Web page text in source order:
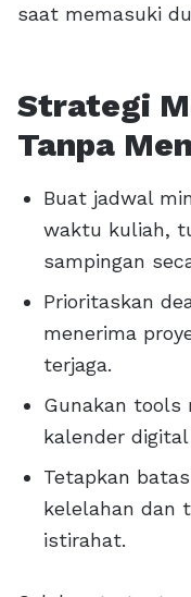
saat memasuki
Strategi
Tanpa
Buat jadwal
waktu kuliah,
sampingan
Prioritaskan
menerima
terjaga.
Gunakan tools
kalender
Tetapkan
kelelahan dan
istirahat.